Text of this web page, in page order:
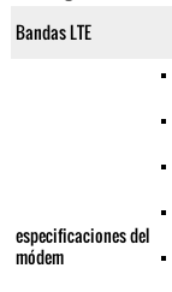
Bandas LTE
especificaciones del
módem